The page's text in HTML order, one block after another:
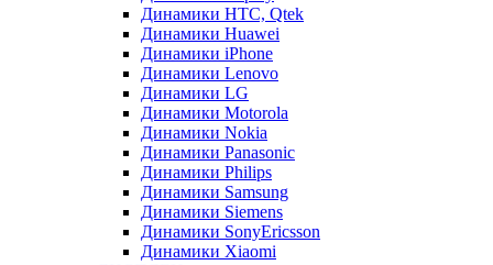
Динамики HTC, Qtek
Динамики Huawei
Динамики iPhone
Динамики Lenovo
Динамики LG
Динамики Motorola
Динамики Nokia
Динамики Panasonic
Динамики Philips
Динамики Samsung
Динамики Siemens
Динамики SonyEricsson
Динамики Xiaomi